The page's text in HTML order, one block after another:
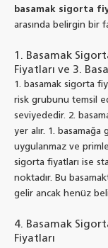
basamak sigorta
arasında belirgin bir
1. Basamak
Fiyatları ve 3.
1. basamak sigorta
risk grubunu temsil
seviyededir. 2.
yer alır. 1.
uygulanmaz ve
sigorta fiyatları ise
noktadır. Bu
gelir ancak henüz
4. Basamak
Fiyatları